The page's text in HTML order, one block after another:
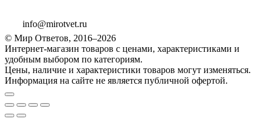
info@mirotvet.ru
© Мир Ответов, 2016–2026
Интернет-магазин товаров с ценами, характеристиками и
удобным выбором по категориям.
Цены, наличие и характеристики товаров могут изменяться.
Информация на сайте не является публичной офертой.